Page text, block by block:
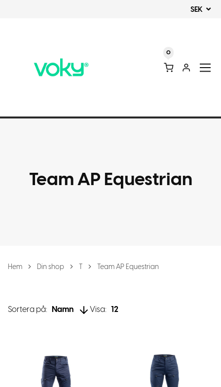
SEK
0
Team AP Equestrian
Hem Din shop T Team AP Equestrian
Sortera på: Namn Visa: 12